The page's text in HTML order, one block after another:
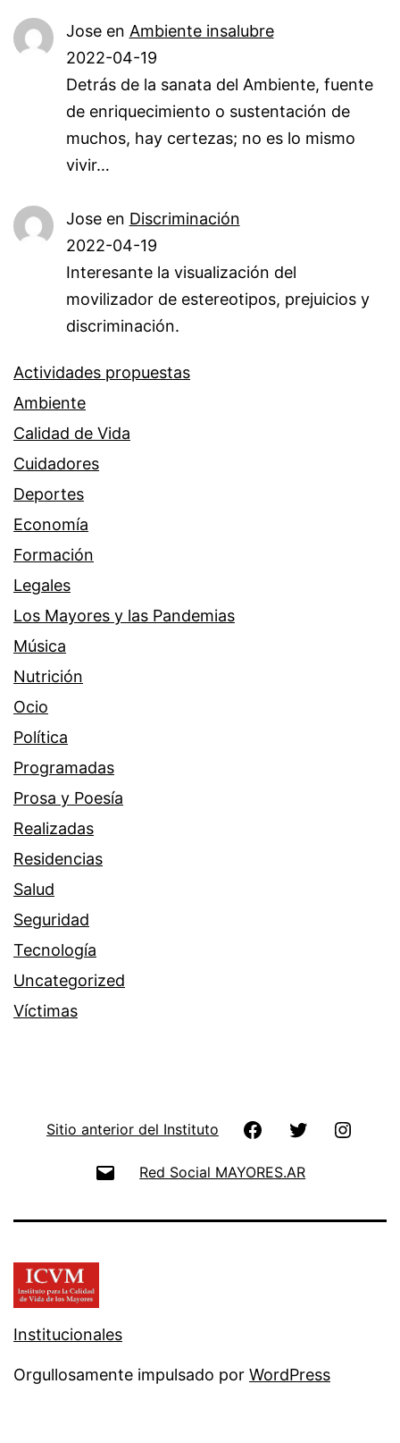
Joseen Ambiente insalubre
2022-04-19
Detrás de la sanata del Ambiente, fuente
de enriquecimiento o sustentación de
muchos, hay certezas; no es lo mismo
vivir…
Joseen Discriminación
2022-04-19
Interesante la visualización del
movilizador de estereotipos, prejuicios y
discriminación.
Actividades propuestas
Ambiente
Calidad de Vida
Cuidadores
Deportes
Economía
Formación
Legales
Los Mayores y las Pandemias
Música
Nutrición
Ocio
Política
Programadas
Prosa y Poesía
Realizadas
Residencias
Salud
Seguridad
Tecnología
Uncategorized
Víctimas
Sitio anterior del Instituto FacebookTwitter
EmailRed Social MAYORES.AR
Institucionales
Orgullosamente impulsado por WordPress